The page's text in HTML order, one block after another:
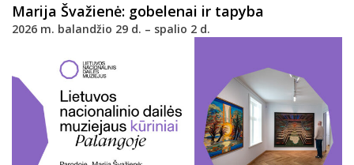
Marija Švažienė: gobelenai ir tapyba
2026 m. balandžio 29 d. – spalio 2 d.